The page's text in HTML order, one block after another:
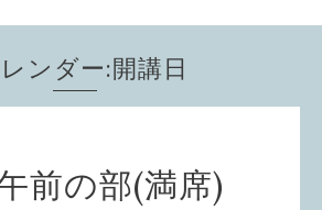
ンダー:開講日
前の部(満席)